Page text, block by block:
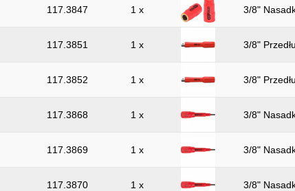
117.3847 1 x 3/8"
117.3851 1 x 3/8"
117.3852 1 x 3/8"
117.3868 1 x 3/8"
117.3869 1 x 3/8"
117.3870 1 x 3/8"